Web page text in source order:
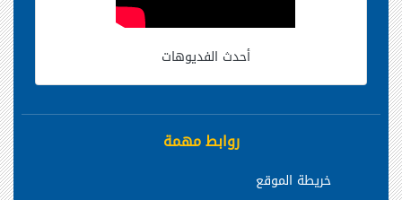
أحدث الفديوهات
روابط مهمة
خريطة الموقع